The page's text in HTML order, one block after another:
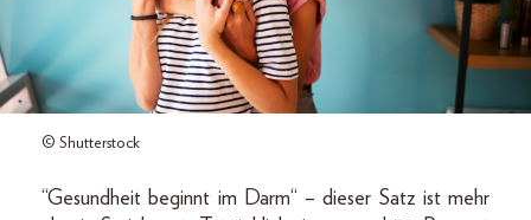
© Shutterstock
“Gesundheit beginnt im Darm“ – dieser Satz ist mehr